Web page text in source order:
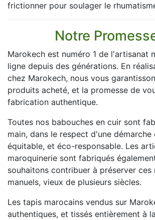
frictionner pour soulager le
Notre
Marokech est numéro 1 de l'artisanat
ligne depuis des générations. En
chez Marokech, nous vous
produits acheté, et la promesse de
fabrication authentique.
Toutes nos babouches en cuir sont
main, dans le respect d'une
équitable, et éco-responsable. Les
maroquinerie sont fabriqués
souhaitons contribuer à préserver ces
manuels, vieux de plusieurs siècles.
Les tapis marocains vendus sur
authentiques, et tissés entièrement à